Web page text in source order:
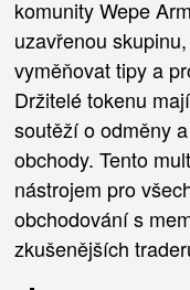
komunity Wepe
uzavřenou
vyměňovat tipy a
Držitelé tokenu
soutěží o odměny
obchody. Tento
nástrojem pro
obchodování s
zkušenějších